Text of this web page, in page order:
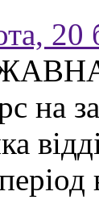
20
на